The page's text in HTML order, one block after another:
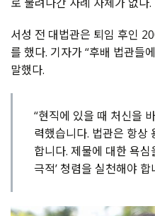
서성 전 대법관은 퇴임 후인
를 했다. 기자가“후배 법관들
말했다.
“현직에 있을 때 처신을
력했습니다. 법관은 항상
합니다. 제물에 대한 욕심
극적’ 청렴을 실천해야 합